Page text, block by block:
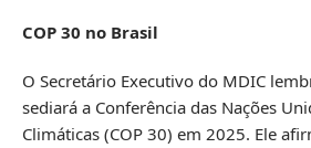
COP 30 no Brasil
O Secretário Executivo do MDIC
sediará a Conferência das Nações
Climáticas (COP 30) em 2025. Ele